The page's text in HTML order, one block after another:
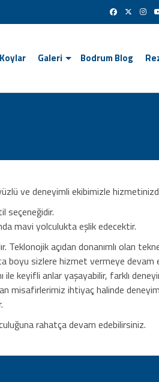
Koylar Galeri Bodrum Blog
ve deneyimli ekibimizle
seçeneğidir.
mavi yolculukta eşlik edecektir.
açıdan donanımlı olan
boyu sizlere hizmet vermeye devam
ile keyifli anlar yaşayabilir, farklı
misafirlerimiz ihtiyaç halinde
rahatça devam edebilirsiniz.